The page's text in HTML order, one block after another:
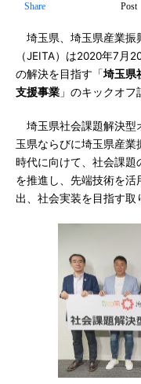
Share Post
埼玉県、埼玉県産業振
（JEITA）は2020年7月
の解決を目指す「埼玉県
支援事業 」のキックオフ
埼玉県社会課題解決型
玉県ならびに埼玉県産
時代に向けて、社会課題
を推進し、先端技術を活
出、社会実装を目指す取